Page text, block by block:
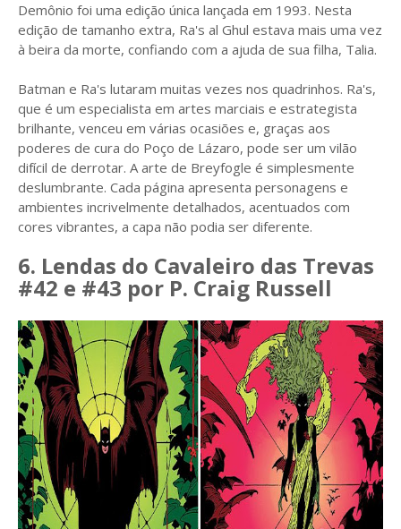
Demônio foi uma edição única lançada em 1993. Nesta
edição de tamanho extra, Ra's al Ghul estava mais uma vez
à beira da morte, confiando com a ajuda de sua filha, Talia.
Batman e Ra's lutaram muitas vezes nos quadrinhos. Ra's,
que é um especialista em artes marciais e estrategista
brilhante, venceu em várias ocasiões e, graças aos
poderes de cura do Poço de Lázaro, pode ser um vilão
difícil de derrotar. A arte de Breyfogle é simplesmente
deslumbrante. Cada página apresenta personagens e
ambientes incrivelmente detalhados, acentuados com
cores vibrantes, a capa não podia ser diferente.
6. Lendas do Cavaleiro das Trevas
#42 e #43 por P. Craig Russell